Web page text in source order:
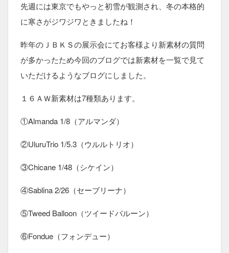
先週には東京でもやっと初雪が観測され、冬の本格的
に寒さがジワジワときましたね！
昨年のＪＢＫＳの展示会にてお客様より新素材の質問
が多かったため今回のブログでは新素材を一覧で見て
いただけるようなブログにしました。
１６ＡＷ新素材は7種類あります。
①Almanda 1/8（アルマンダ）
②UluruTrio 1/5.3（ウルルトリオ）
③Chicane 1/48（シケイン）
④Sablina 2/26（セーブリーナ）
⑤Tweed Balloon（ツイードバルーン）
⑥Fondue（フォンデュー）